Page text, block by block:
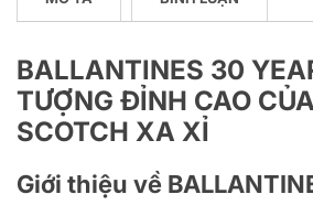
BALLANTINES 30
TƯỢNG ĐỈNH CAO
SCOTCH XA XỈ
Giới thiệu về